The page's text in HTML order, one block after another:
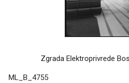
Zgrada Elektroprivrede
ML_B_4755